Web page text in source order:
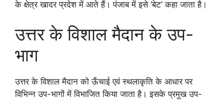
के क्षेत्र खादर प्रदेश में आते हैं। पंजाब में इसे ‘बेट’ कहा जाता है।
उत्तर के विशाल मैदान के उप-
भाग
उत्तर के विशाल मैदान को ऊँचाई एवं स्थलाकृति के आधार पर
विभिन्न उप-भागों में विभाजित किया जाता है। इसके प्रमुख उप-